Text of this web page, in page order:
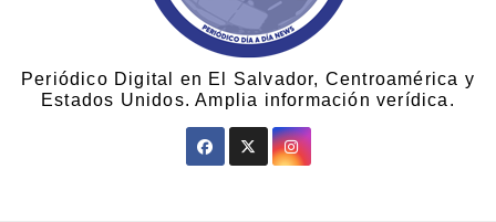
Periódico Digital en El Salvador, Centroamérica y
Estados Unidos. Amplia información verídica.